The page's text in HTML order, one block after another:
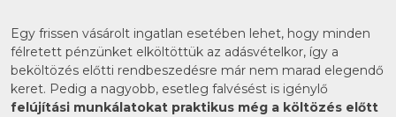
Egy frissen vásárolt ingatlan esetében lehet, hogy minden
félretett pénzünket elköltöttük az adásvételkor, így a
beköltözés előtti rendbeszedésre már nem marad elegendő
keret. Pedig a nagyobb, esetleg falvésést is igénylő
felújítási munkálatokat praktikus még a költözés előtt